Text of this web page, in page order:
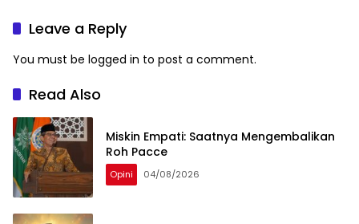
Leave a Reply
You must be logged in to post a comment.
Read Also
Miskin Empati: Saatnya Mengembalikan
Roh Pacce
Opini 04/08/2026